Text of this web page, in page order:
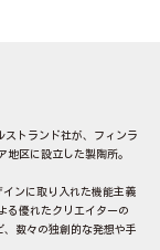
トランド社が、フィンラ
区に設立した製陶所。
ンに取り入れた機能主義
る優れたクリエイターの
数々の独創的な発想や手